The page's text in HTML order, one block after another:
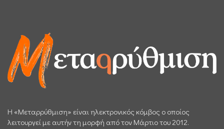
H «Μεταρρύθμιση» είναι ηλεκτρονικός κόμβος ο οποίος
λειτουργεί με αυτήν τη μορφή από τον Μάρτιο του 2012.